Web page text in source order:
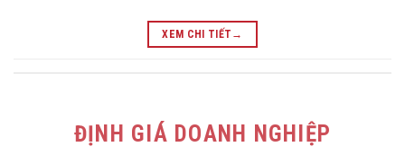
XEM CHI TIẾT →
ĐỊNH GIÁ DOANH NGHIỆP